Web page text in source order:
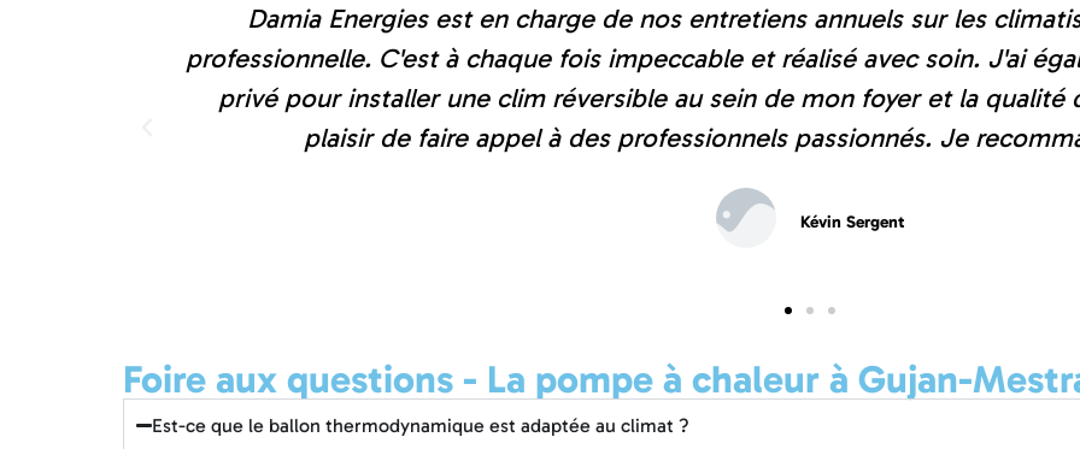
Rapide et efficace ! Travail de qualité. Je
Marin
Foire aux questions - La pompe à chaleur à Gujan-
Est-ce que le ballon thermodynamique est adaptée au climat ?